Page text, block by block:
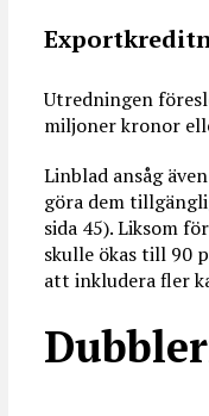
Utredningen
miljoner kronor
Linblad ansåg
göra dem
sida 45). Liksom
skulle ökas till 90
att inkludera fler